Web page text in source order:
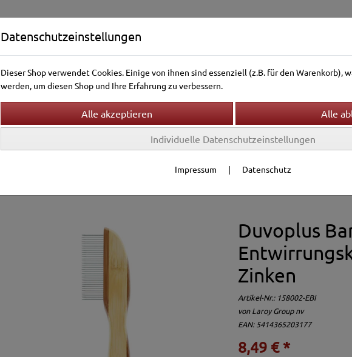
Vogelwelt Aquarienwelt Terrarienwelt
Fellpflege
Duvoplus
Zinken
Artikel-Nr.: 158002-EBI
vonLaroy Group nv
EAN: 5414365203177
8,49 € *
Datenschutzeinstellungen
Dieser Shop verwendet Cookies. Einige von ihnen sind essenziell (z.B. für den Warenkorb),
werden, um diesen Shop und Ihre Erfahrung zu verbessern.
Individuelle Datenschutzeinstellungen
Impressum | Datenschutz